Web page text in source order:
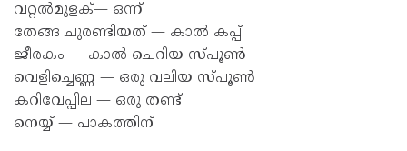
വറ്റൽമുളക്— ഒന്ന്
തേങ്ങ ചുരണ്ടിയത് — കാൽ കപ്പ്
ജീരകം — കാൽ ചെറിയ സ്പൂൺ
വെളിച്ചെണ്ണ — ഒരു വലിയ സ്പൂൺ
കറിവേപ്പില — ഒരു തണ്ട്
നെയ്യ് — പാകത്തിന്